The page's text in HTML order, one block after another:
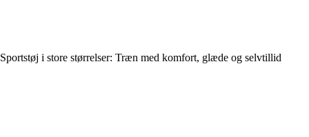
Sportstøj i store størrelser: Træn med komfort, glæde og selvtillid